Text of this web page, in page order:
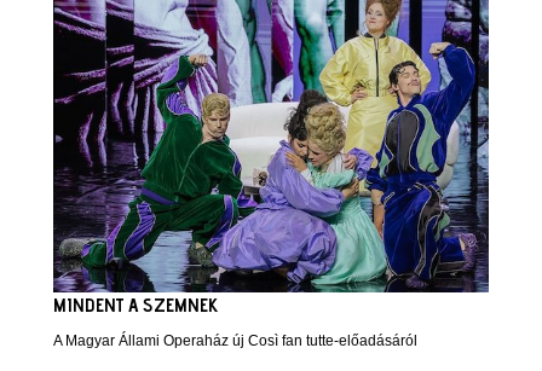
MINDENT A SZEMNEK
A Magyar Állami Operaház új Così fan tutte-előadásáról